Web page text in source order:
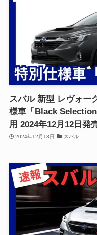
スバル 新型 レヴォー
様車「Black
用 2024年12月12日発
2024年12月13日 スバル